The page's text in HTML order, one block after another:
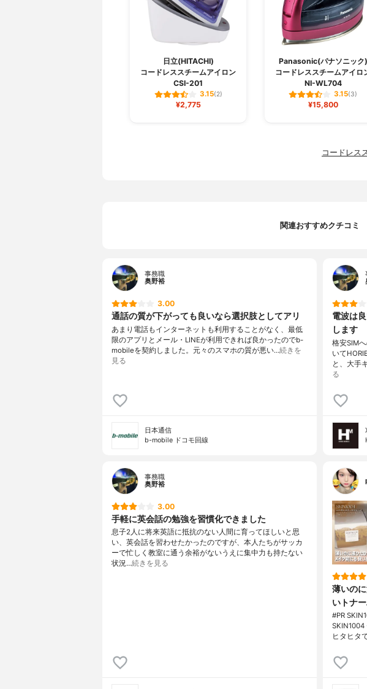
日立(HITACHI)
コードレススチームアイロン
CSI-201
3.15(2)
¥2,775
Panasonic(パナソニック)
コードレススチームアイロ
NI-WL704
3.15(3)
¥15,800
コードレス
関連おすすめクチコミ
事務職
奥野裕
3.00
通話の質が下がっても良いなら選択肢としてアリ
あまり電話もインターネットも利用することがなく、最低
限のアプリとメール・LINEが利用できれば良かったのでb-
mobileを契約しました。元々のスマホの質が悪い…続きを
見る
日本通信
b-mobile ドコモ回線
電波は
します
格安SIM
いて
と、大手
る
事務職
奥野裕
3.00
手軽に英会話の勉強を習慣化できました
息子2人に将来英語に抵抗のない人間に育ってほしいと思
い、英会話を習わせたかったのですが、本人たちがサッカ
ーで忙しく教室に通う余裕がないうえに集中力も持たない
状況…続きを見る
薄いの
いトナ
#PR
ヒタヒタ